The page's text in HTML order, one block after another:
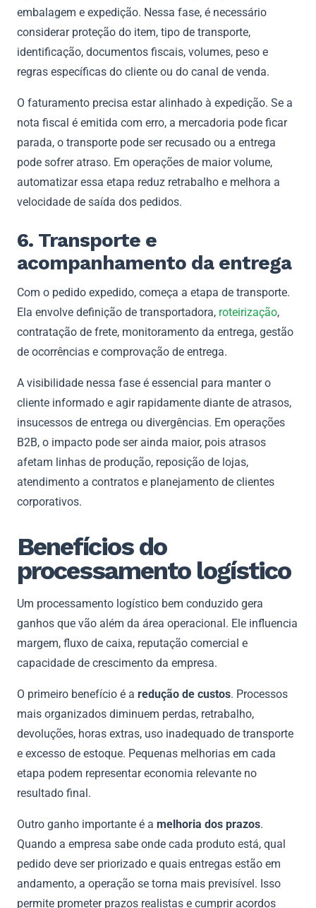
embalagem e expedição. Nessa fase, é necessário
considerar proteção do item, tipo de transporte,
identificação, documentos fiscais, volumes, peso e
regras específicas do cliente ou do canal de venda.
O faturamento precisa estar alinhado à expedição. Se a
nota fiscal é emitida com erro, a mercadoria pode ficar
parada, o transporte pode ser recusado ou a entrega
pode sofrer atraso. Em operações de maior volume,
automatizar essa etapa reduz retrabalho e melhora a
velocidade de saída dos pedidos.
6. Transporte e
acompanhamento da entrega
Com o pedido expedido, começa a etapa de transporte.
Ela envolve definição de transportadora, roteirização,
contratação de frete, monitoramento da entrega, gestão
de ocorrências e comprovação de entrega.
A visibilidade nessa fase é essencial para manter o
cliente informado e agir rapidamente diante de atrasos,
insucessos de entrega ou divergências. Em operações
B2B, o impacto pode ser ainda maior, pois atrasos
afetam linhas de produção, reposição de lojas,
atendimento a contratos e planejamento de clientes
corporativos.
Benefícios do
processamento logístico
Um processamento logístico bem conduzido gera
ganhos que vão além da área operacional. Ele influencia
margem, fluxo de caixa, reputação comercial e
capacidade de crescimento da empresa.
O primeiro benefício é a redução de custos. Processos
mais organizados diminuem perdas, retrabalho,
devoluções, horas extras, uso inadequado de transporte
e excesso de estoque. Pequenas melhorias em cada
etapa podem representar economia relevante no
resultado final.
Outro ganho importante é a melhoria dos prazos.
Quando a empresa sabe onde cada produto está, qual
pedido deve ser priorizado e quais entregas estão em
andamento, a operação se torna mais previsível. Isso
permite prometer prazos realistas e cumprir acordos